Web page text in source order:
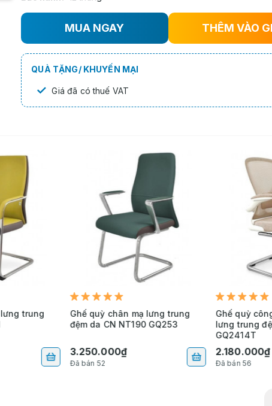
MUA NGAY THÊM VÀO
QUÀ TẶNG/ KHUYẾN MẠI
✓ Giá đã có thuế VAT
trung
Ghế quỳ chân mạ lưng trung
đệm da CN NT190 GQ253
3.250.000₫
Đã bán 52
Ghế quỳ
lưng trung
GQ2414T
2.180.000₫
Đã bán 56